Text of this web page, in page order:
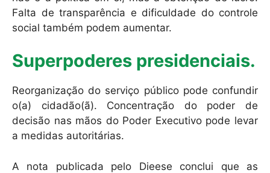
Falta de transparência e dificuldade do controle
social também podem aumentar.
Superpoderes presidenciais.
Reorganização do serviço público pode confundir
o(a) cidadão(ã). Concentração do poder de
decisão nas mãos do Poder Executivo pode levar
a medidas autoritárias.
A nota publicada pelo Dieese conclui que as